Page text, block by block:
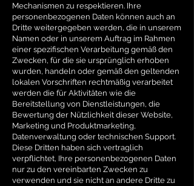
Mechanismen zu respektieren. Ihre
personenbezogenen Daten können auch an
Dritte weitergegeben werden, die in unserem
Namen oder in unserem Auftrag im Rahmen
einer spezifischen Verarbeitung gemäß den
Zwecken, für die sie ursprünglich erhoben
wurden, handeln oder gemäß den geltenden
lokalen Vorschriften rechtmäßig verarbeitet
werden die für Aktivitäten wie die
Bereitstellung von Dienstleistungen, die
Bewertung der Nützlichkeit dieser Website,
Marketing und Produktmarketing,
Datenverwaltung oder technischen Support.
Diese Dritten haben sich vertraglich
verpflichtet, Ihre personenbezogenen Daten
nur zu den vereinbarten Zwecken zu
verwenden und sie nicht an andere Dritte zu